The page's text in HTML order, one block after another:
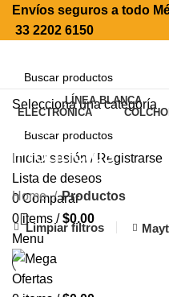
Envíos seguros a todo
33 2202 6150
Selecciona una categoría
SEARCH
Iniciar sesión / Registrarse
Lista de deseos
0 Comparar
0items / $0.00
Menu
LÍNEA BLANCA
ELECTRÓNICA
Productos
Home Productos
Limpiar filtros